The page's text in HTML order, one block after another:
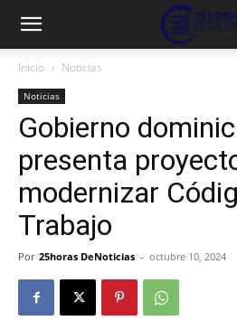
Inicio Noticias
Noticias
Gobierno
presenta
modernizar
Trabajo
Por 25horas DeNoticias - octubre 10, 2024